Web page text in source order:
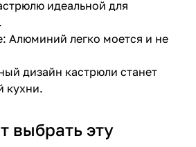
идеальной для
Алюминий легко моется и не
дизайн кастрюли станет
кухни.
выбрать эту